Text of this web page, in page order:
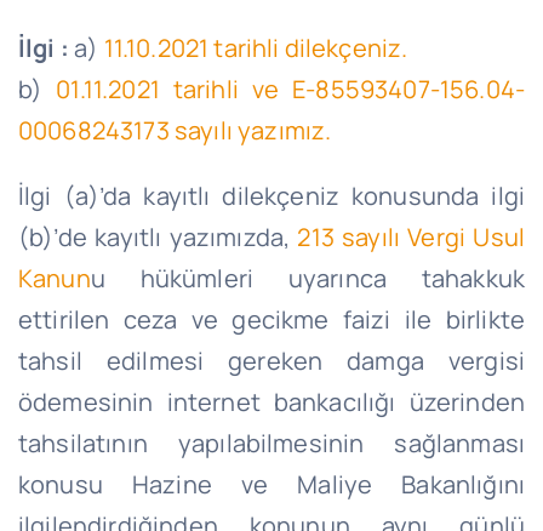
İlgi :a) 11.10.2021 tarihli dilekçeniz.
b) 01.11.2021 tarihli ve E-85593407-156.04-
00068243173 sayılı yazımız.
İlgi (a)’da kayıtlı dilekçeniz konusunda ilgi
(b)’de kayıtlı yazımızda, 213 sayılı Vergi Usul
Kanunu hükümleri uyarınca tahakkuk
ettirilen ceza ve gecikme faizi ile birlikte
tahsil edilmesi gereken damga vergisi
ödemesinin internet bankacılığı üzerinden
tahsilatının yapılabilmesinin sağlanması
konusu Hazine ve Maliye Bakanlığını